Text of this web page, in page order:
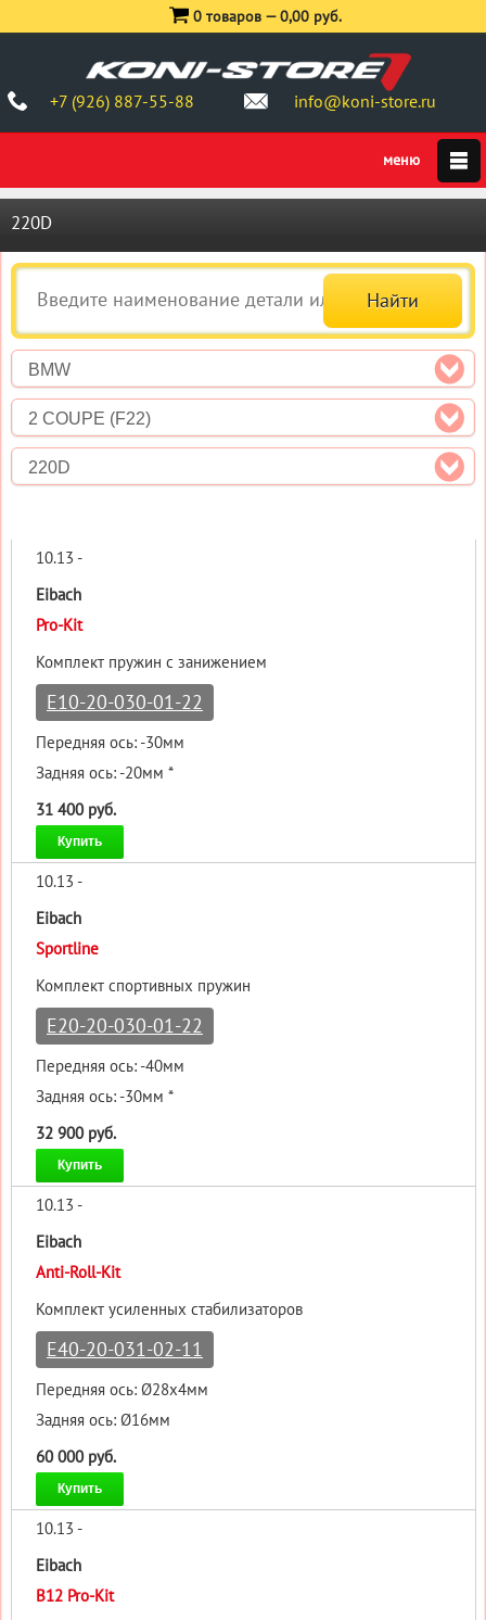
+7 (926) 887-55-88 info@koni-store.ru
0 товаров —0,00 руб.
220D
BMW
2 COUPE (F22)
220D
10.13 -
Eibach
Pro-Kit
Комплект пружин с занижением
E10-20-030-01-22
Передняя ось: -30мм
Задняя ось: -20мм *
31 400 руб.
Купить
10.13 -
Eibach
Sportline
Комплект спортивных пружин
E20-20-030-01-22
Передняя ось: -40мм
Задняя ось: -30мм *
32 900 руб.
Купить
10.13 -
Eibach
Anti-Roll-Kit
Комплект усиленных стабилизаторов
E40-20-031-02-11
Передняя ось: Ø28x4мм
Задняя ось: Ø16мм
60 000 руб.
Купить
10.13 -
Eibach
B12 Pro-Kit